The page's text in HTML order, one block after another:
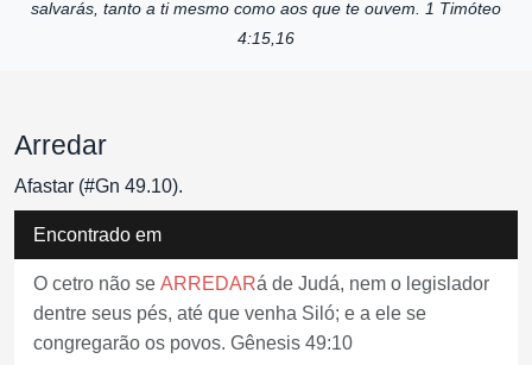
salvarás, tanto a ti mesmo como aos que te ouvem. 1 Timóteo
4:15,16
Arredar
Afastar (#Gn 49.10).
Encontrado em
O cetro não se ARREDARá de Judá, nem o legislador
dentre seus pés, até que venha Siló; e a ele se
congregarão os povos. Gênesis 49:10